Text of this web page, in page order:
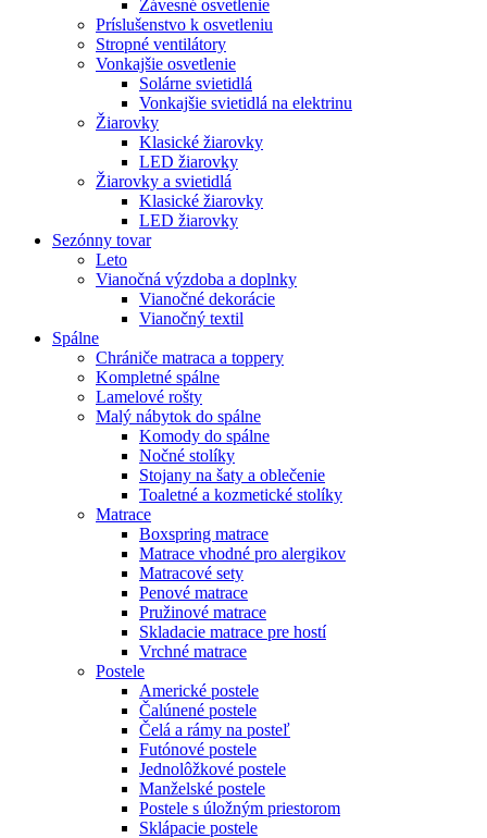
Závesné osvetlenie
Príslušenstvo k osvetleniu
Stropné ventilátory
Vonkajšie osvetlenie
Solárne svietidlá
Vonkajšie svietidlá na elektrinu
Žiarovky
Klasické žiarovky
LED žiarovky
Žiarovky a svietidlá
Klasické žiarovky
LED žiarovky
Sezónny tovar
Leto
Vianočná výzdoba a doplnky
Vianočné dekorácie
Vianočný textil
Spálne
Chrániče matraca a toppery
Kompletné spálne
Lamelové rošty
Malý nábytok do spálne
Komody do spálne
Nočné stolíky
Stojany na šaty a oblečenie
Toaletné a kozmetické stolíky
Matrace
Boxspring matrace
Matrace vhodné pro alergikov
Matracové sety
Penové matrace
Pružinové matrace
Skladacie matrace pre hostí
Vrchné matrace
Postele
Americké postele
Čalúnené postele
Čelá a rámy na posteľ
Futónové postele
Jednolôžkové postele
Manželské postele
Postele s úložným priestorom
Sklápacie postele